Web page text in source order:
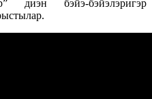
диэн бэйэ-бэйэлэригэр